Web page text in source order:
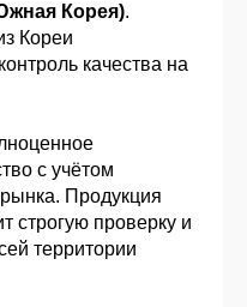
Корея).
Кореи
качества на
с учётом
Продукция
строгую проверку и
территории